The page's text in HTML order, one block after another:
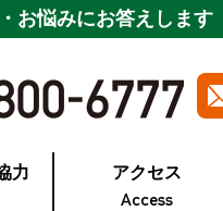
お悩みにお答えします
力 アクセス
Access